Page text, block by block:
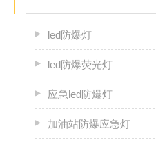
led防爆灯
led防爆荧光灯
应急led防爆灯
加油站防爆应急灯